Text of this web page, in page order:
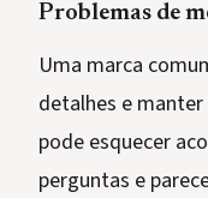
Problemas de
Uma marca
detalhes e
pode esquecer
perguntas e